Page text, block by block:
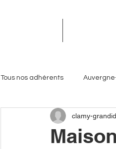
Tous nos adhérents
Grand Est Hauts-de-
clamy-